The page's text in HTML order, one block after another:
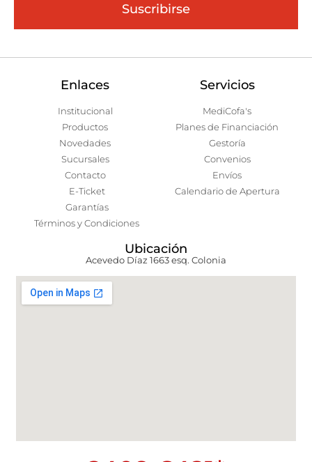
Suscribirse
Enlaces
Institucional
Productos
Novedades
Sucursales
Contacto
E-Ticket
Garantías
Términos y Condiciones
Servicios
MediCofa's
Planes de Financiación
Gestoría
Convenios
Envíos
Calendario de Apertura
Ubicación
Acevedo Díaz 1663 esq. Colonia